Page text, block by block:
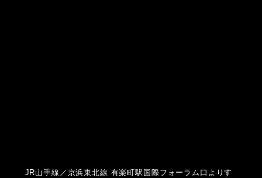
JR山手線／京浜東北線 有楽町駅国際フォーラム口よりす